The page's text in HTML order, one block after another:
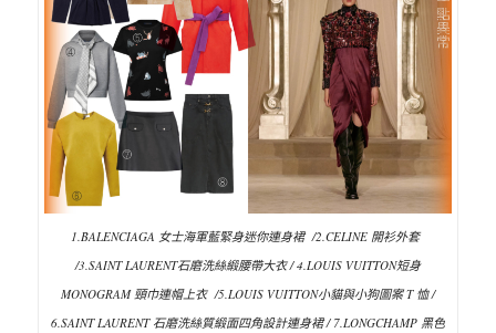
1.BALENCIAGA 女士海軍藍緊身迷你連身裙 /2.CELINE 開衫外套
/3.SAINT LAURENT石磨洗絲緞腰帶大衣 / 4.LOUIS VUITTON短身
MONOGRAM 頸巾連帽上衣 /5.LOUIS VUITTON小貓與小狗圖案 T 恤 /
6.SAINT LAURENT 石磨洗絲質緞面四角設計連身裙 / 7.LONGCHAMP 黑色